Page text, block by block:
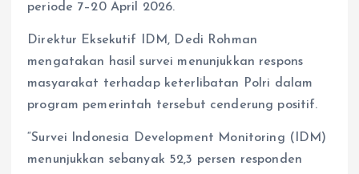
periode 7–20 April 2026.
Direktur Eksekutif IDM, Dedi Rohman
mengatakan hasil survei menunjukkan respons
masyarakat terhadap keterlibatan Polri dalam
program pemerintah tersebut cenderung positif.
“Survei Indonesia Development Monitoring (IDM)
menunjukkan sebanyak 52,3 persen responden